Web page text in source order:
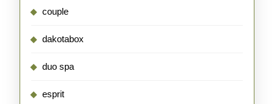
couple
dakotabox
duo spa
esprit